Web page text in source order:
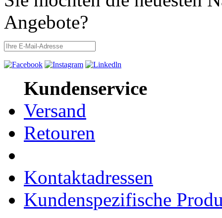
Angebote?
Kundenservice
Versand
Retouren
Kontaktadressen
Kundenspezifische